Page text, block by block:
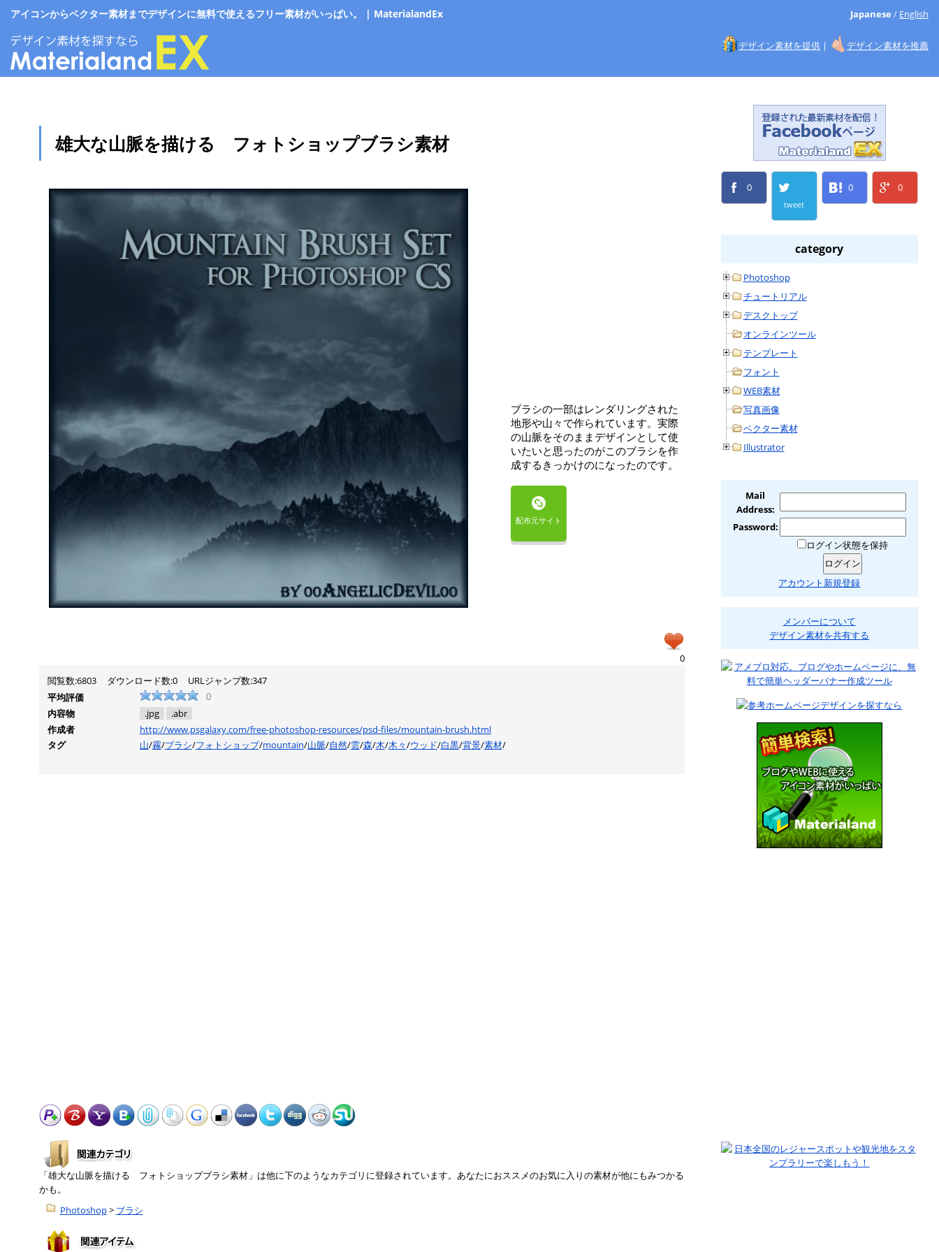
アイコンからベクター素材までデザインに無料で使えるフリー素材がいっぱい。 | MaterialandEx Japanese / English
デザイン素材を提供 | デザイン素材を推薦
雄大な山脈を描ける フォトショップブラシ素材
ブラシの一部はレンダリングされた
地形や山々で作られています。実際
の山脈をそのままデザインとして使
いたいと思ったのがこのブラシを作
成するきっかけのになったのです。
配布元サイト
0
閲覧数:6803
ダウンロード数:0
URLジャンプ数:347
平均評価
0
内容物 .jpg
.abr
作成者
http://www.psgalaxy.com/free-photoshop-resources/psd-files/mountain-brush.html
タグ
山/霧/ブラシ/フォトショップ/mountain/山脈/自然/雲/森/木/木々/ウッド/白黒/背景/素材/
「雄大な山脈を描ける フォトショップブラシ素材」は他に下のようなカテゴリに登録されています。あなたにおススメのお気に入りの素材が他にもみつかる
かも。
Photoshop> ブラシ
0
tweet
0 0
category
Photoshop
チュートリアル
デスクトップ
オンラインツール
テンプレート
フォント
WEB素材
写真画像
ベクター素材
Illustrator
Mail
Address:
Password:
ログイン状態を保持
アカウント新規登録
メンバーについて
デザイン素材を共有する